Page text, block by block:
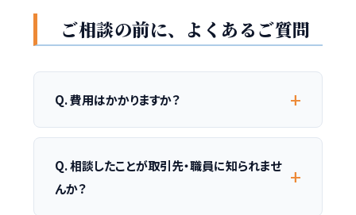
ご相談の前に、よくあるご質問
Q. 費用はかかりますか？
Q. 相談したことが取引先・職員に知られませ
んか？